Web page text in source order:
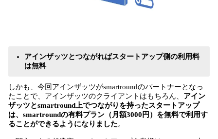
アインザッツとつながればスタートアップ側の利用料
は無料
しかも、今回アインザッツがsmartroundのパートナーとなっ
たことで、アインザッツのクライアントはもちろん、 アイン
ザッツとsmartround上でつながりを持ったスタートアップ
は、smartroundの有料プラン（月額3000円）を無料で利用す
ることができるようになりました。